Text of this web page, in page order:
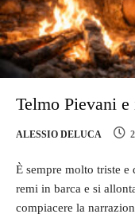
Telmo Pievani
ALESSIO DELUCA
È sempre molto triste
remi in barca e si
compiacere la